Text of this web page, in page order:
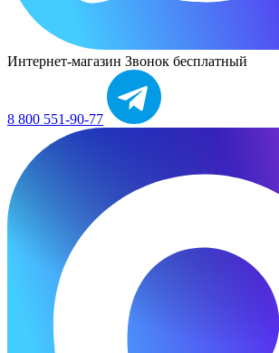
Интернет-магазин Звонок бесплатный
8 800 551-90-77